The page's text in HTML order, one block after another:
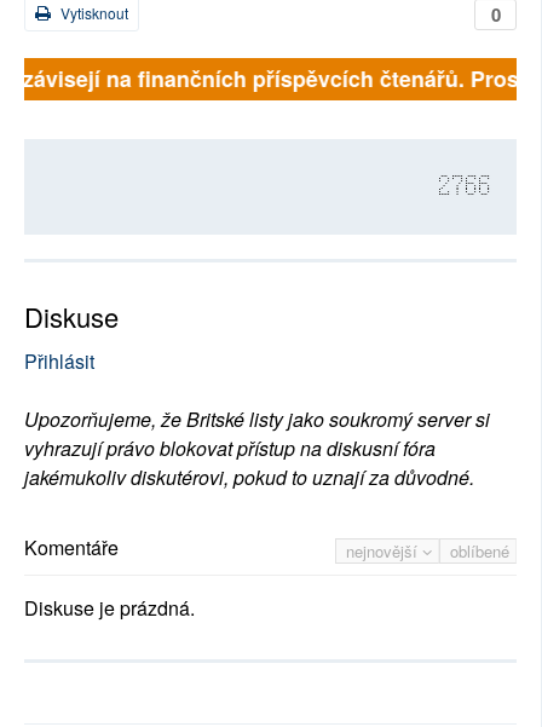
0
Vytisknout
na finančních příspěvcích čtenářů.
2766
Diskuse
Přihlásit
Upozorňujeme, že Britské listy jako soukromý server si
vyhrazují právo blokovat přístup na diskusní fóra
jakémukoliv diskutérovi, pokud to uznají za důvodné.
nejnovější oblíbené
Komentáře
Diskuse je prázdná.